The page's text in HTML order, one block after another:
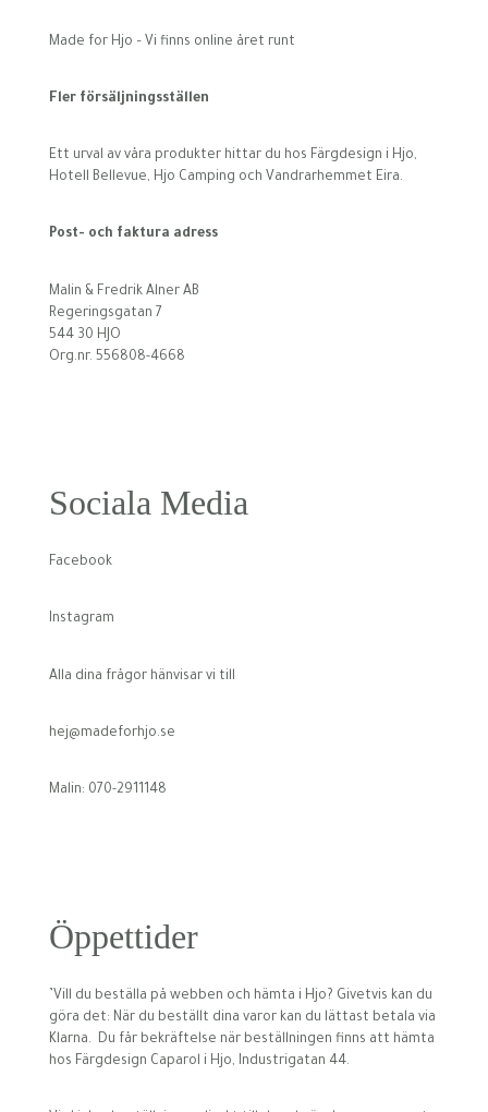
Made for Hjo – Vi finns online året runt
Fler försäljningsställen
Ett urval av våra produkter hittar du hos Färgdesign i Hjo,
Hotell Bellevue, Hjo Camping och Vandrarhemmet Eira.
Post- och faktura adress
Malin & Fredrik Alner AB
Regeringsgatan 7
544 30 HJO
Org.nr. 556808-4668
Sociala Media
Facebook
Instagram
Alla dina frågor hänvisar vi till
hej@madeforhjo.se
Malin: 070-2911148
Öppettider
’Vill du beställa på webben och hämta i Hjo? Givetvis kan du
göra det: När du beställt dina varor kan du lättast betala via
Klarna. Du får bekräftelse när beställningen finns att hämta
hos Färgdesign Caparol i Hjo, Industrigatan 44.